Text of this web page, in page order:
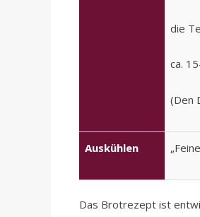
die
ca.
(Den
Auskühlen
Das Brotrezept ist